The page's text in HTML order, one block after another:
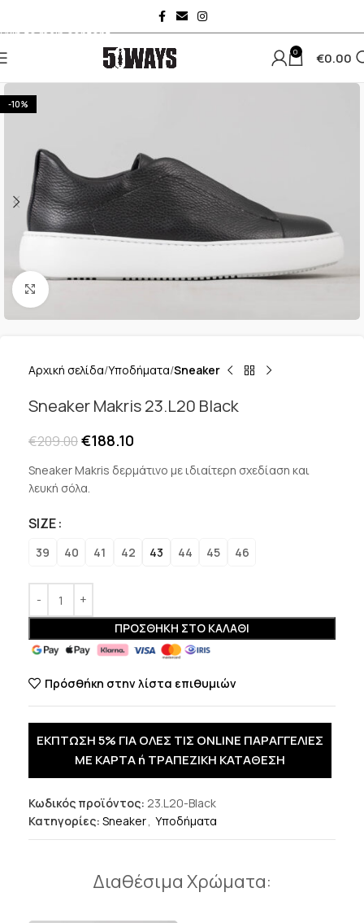
Skip to main content
0 €0.00
-10%
Κλικ για μεγέθυνση
Αρχική σελίδα Υποδήματα Sneaker
Sneaker Makris 23.L20 Black
€209.00€188.10
Sneaker Makris δερμάτινο με ιδιαίτερη σχεδίαση και
λευκή σόλα.
SIZE
39 40 41 42 43 44 45 46
ΠΡΟΣΘΉΚΗ ΣΤΟ ΚΑΛΆΘΙ
Πρόσθήκη στην λίστα επιθυμιών
ΕΚΠΤΩΣΗ 5% ΓΙΑ ΟΛΕΣ ΤΙΣ ONLINE ΠΑΡΑΓΓΕΛΙΕΣ
ΜΕ ΚΑΡΤΑ ή ΤΡΑΠΕΖΙΚΗ ΚΑΤΑΘΕΣΗ
Κωδικός προϊόντος: 23.L20-Black
Κατηγορίες: Sneaker, Υποδήματα
Διαθέσιμα Χρώματα: